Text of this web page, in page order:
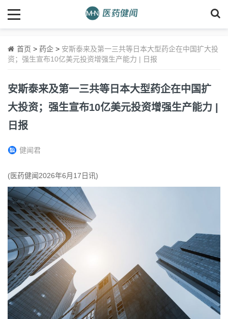
首页 > 药企 > 安斯泰来及第一三共等日本大型药企在中国扩大投
资；强生宣布10亿美元投资增强生产能力 | 日报
安斯泰来及第一三共等日本大型药企在中国扩
大投资；强生宣布10亿美元投资增强生产能力 |
日报
健闻君
(医药健闻2026年6月17日讯)